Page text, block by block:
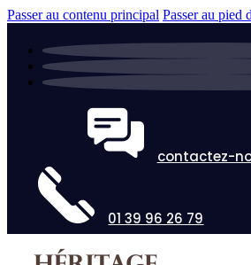
Passer au contenu principal Passer au pied
contactez-
01 39 96 26 79